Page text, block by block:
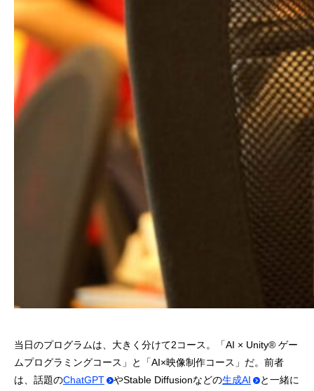
当日のプログラムは、大きく分けて2コース。「AI × Unity® ゲー
ムプログラミングコース」と「AI×映像制作コース」だ。前者
は、話題のChatGPT やStable Diffusionなどの生成AI と一緒に